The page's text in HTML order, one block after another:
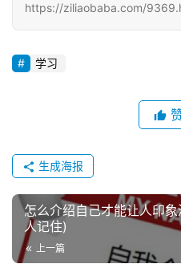
https://ziliaobaba.com/
学习
生成海报
怎么介绍自己才能让人印
人记住)
上一篇